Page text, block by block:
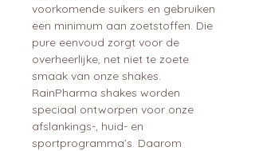
voorkomende suikers en gebruiken
een minimum aan zoetstoffen. Die
pure eenvoud zorgt voor de
overheerlijke, net niet te zoete
smaak van onze shakes.
RainPharma shakes worden
speciaal ontworpen voor onze
afslankings-, huid- en
sportprogramma’s. Daarom